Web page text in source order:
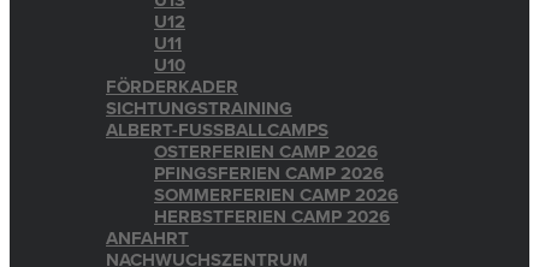
U12
U11
U10
FÖRDERKADER
SICHTUNGSTRAINING
ALBERT-FUSSBALLCAMPS
OSTERFERIEN CAMP 2026
PFINGSFERIEN CAMP 2026
SOMMERFERIEN CAMP 2026
HERBSTFERIEN CAMP 2026
ANFAHRT
NACHWUCHSZENTRUM